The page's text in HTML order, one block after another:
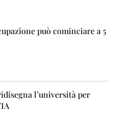
può cominciare a 5
l’università per